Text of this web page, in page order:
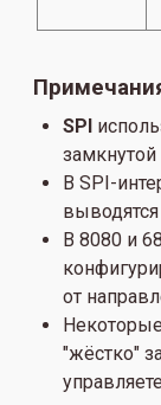
SPI
замкнутой
В SPI-
В 8080 и
от
"жёстко"